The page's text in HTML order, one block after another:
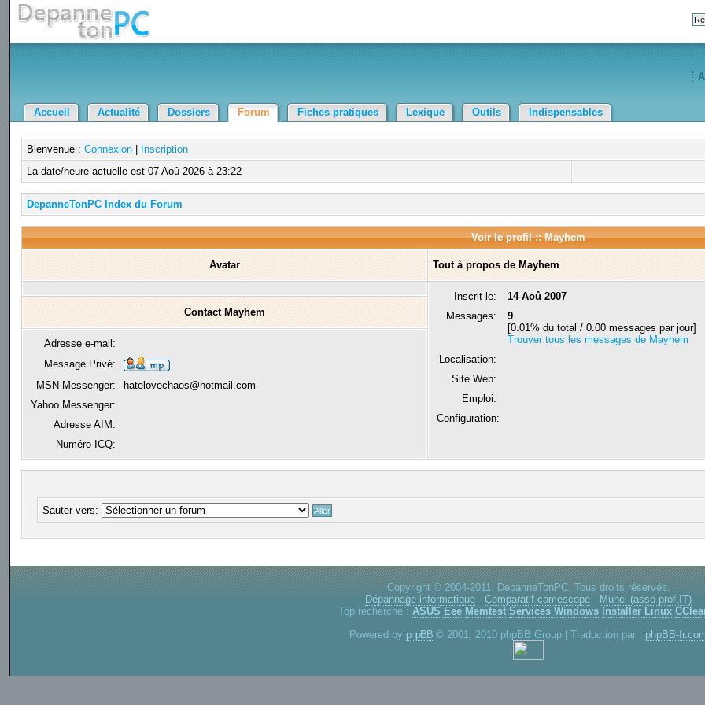
Accueil Actualité Dossiers Forum Fiches pratiques Lexique Outils Indispensables
Bienvenue : Connexion|
Inscription
La date/heure actuelle est 07 Aoû 2026 à 23:22
DepanneTonPC Index du Forum
Voir le profil :: Mayhem
Avatar Tout à propos de Mayhem
Inscrit le:
14 Aoû 2007
Messages:
9
[0.01% du total / 0.00 messages par jour]
Trouver tous les messages de Mayhem
Localisation:
Site Web:
Emploi:
Configuration:
Contact Mayhem
Adresse e-mail:
Message Privé:
MSN Messenger:
hatelovechaos@hotmail.com
Yahoo Messenger:
Adresse AIM:
Numéro ICQ:
Sauter vers:
Copyright © 2004-2011. DepanneTonPC. Tous droits réservés.
Dépannage informatique -Comparatif camescope - Munci (asso prof.IT)
Top recherche : ASUS Eee Memtest Services Windows Installer Linux
Powered by phpBB © 2001, 2010 phpBB Group | Traduction par : phpBB-